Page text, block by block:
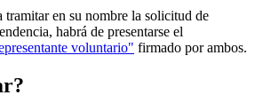
tramitar en su nombre la solicitud de
habrá de presentarse el
voluntario" firmado por ambos.